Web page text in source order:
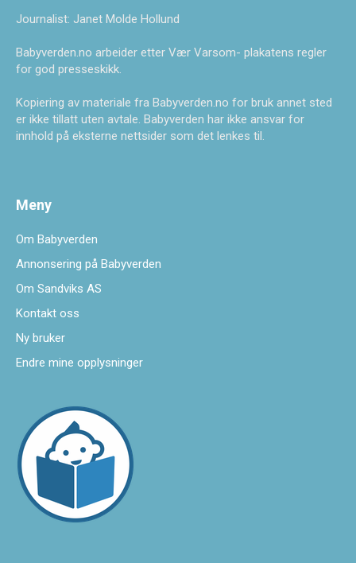
Journalist: Janet Molde Hollund
Babyverden.no arbeider etter Vær Varsom- plakatens regler
for god presseskikk.
Kopiering av materiale fra Babyverden.no for bruk annet sted
er ikke tillatt uten avtale. Babyverden har ikke ansvar for
innhold på eksterne nettsider som det lenkes til.
Meny
Om Babyverden
Annonsering på Babyverden
Om Sandviks AS
Kontakt oss
Ny bruker
Endre mine opplysninger